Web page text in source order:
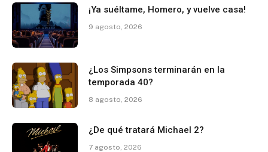
¡Ya suéltame, Homero, y vuelve casa!
9 agosto, 2026
¿Los Simpsons terminarán en la
temporada 40?
8 agosto, 2026
¿De qué tratará Michael 2?
7 agosto, 2026